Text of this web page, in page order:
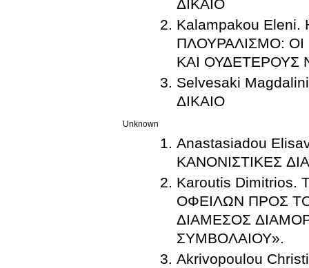
ΔΙΚΑΙΟ
Kalampakou
ΠΛΟΥΡΑΛΙΣΜΟ:
ΚΑΙ ΟΥΔΕΤΕΡΟΥΣ
Selvesaki
ΔΙΚΑΙΟ
Unknown
Anastasiadou
ΚΑΝΟΝΙΣΤΙΚΕΣ
Karoutis
ΟΦΕΙΛΩΝ ΠΡΟΣ
ΔΙΑΜΕΣΟΣ
ΣΥΜΒΟΛΑΙΟΥ».
Akrivopoulou